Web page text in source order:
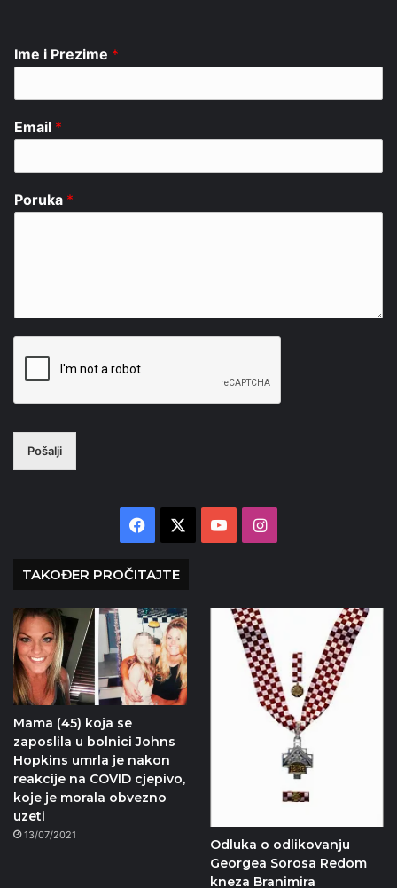
Ime i Prezime *
Email *
Poruka *
Pošalji
Facebook YouTubeInstagram
TAKOĐER PROČITAJTE
Mama (45) koja se
zaposlila u bolnici Johns
Hopkins umrla je nakon
reakcije na COVID cjepivo,
koje je morala obvezno
uzeti
13/07/2021
Odluka o odlikovanju
Georgea Sorosa Redom
kneza Branimira